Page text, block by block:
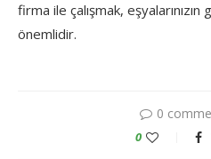
firma ile çalışmak, eşyalarınızın
önemlidir.
0
0